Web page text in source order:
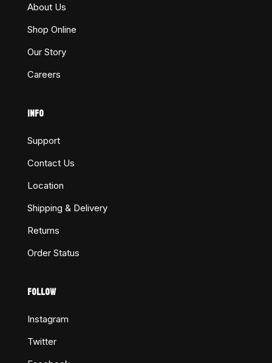
About Us
Shop Online
Our Story
Careers
INFO
Support
Contact Us
Location
Shipping & Delivery
Returns
Order Status
FOLLOW
Instagram
Twitter